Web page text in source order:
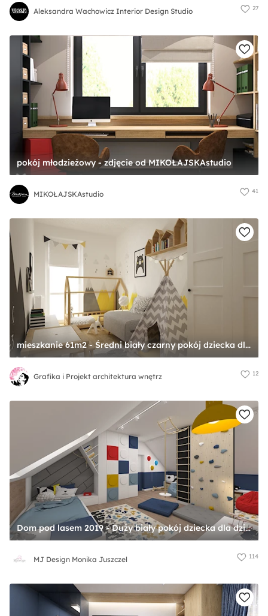
Aleksandra Wachowicz Interior Design Studio 27
pokój młodzieżowy - zdjęcie od MIKOŁAJSKAstudio
MIKOŁAJSKAstudio 41
mieszkanie 61m2 - Średni biały czarny pokój dziecka dla dziecka dla chłopca dla dziewczynki, styl skandynawski - zdjęcie od Grafika i Projekt architektura wnętrz
Grafika i Projekt architektura wnętrz 12
Dom pod lasem 2019 - Duży biały pokój dziecka dla dziecka dla chłopca, styl skandynawski - zdjęcie od MJ Design Monika Juszczel
MJ Design Monika Juszczel 114